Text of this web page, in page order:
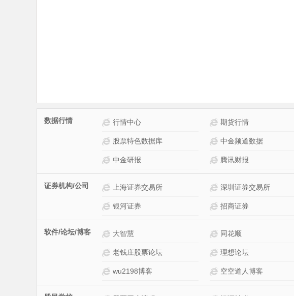
数据行情 行情中心 期货行情
美股行情网站介绍
股票特色数据库 中金频道数据
中金研报 腾讯财报
证券机构/公司 上海证券交易所 深圳证券交易所
华泰证券网站介绍
银河证券 招商证券
软件/论坛/博客 大智慧 同花顺
金融界论坛网站介绍
老钱庄股票论坛 理想论坛
wu2198博客 空空道人博客